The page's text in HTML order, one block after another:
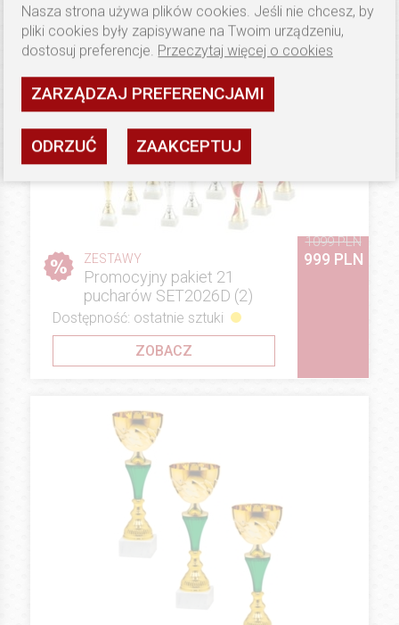
ZESTAWY
Promocyjny pakiet 21
pucharów SET2026D (2)
1099 PLN
999 PLN
Dostępność: ostatnie sztuki
ZOBACZ
Nasza strona używa plików cookies. Jeśli nie chcesz, by
pliki cookies były zapisywane na Twoim urządzeniu,
dostosuj preferencje. Przeczytaj więcej o cookies
ZARZĄDZAJ PREFERENCJAMI
ODRZUĆ ZAAKCEPTUJ